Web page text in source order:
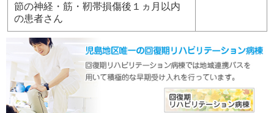
節の神経・筋・靭帯損傷後１ ヵ月 以内
の患者さん